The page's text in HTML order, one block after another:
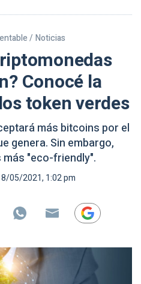
/ Noticias
Conocé la
token verdes
más bitcoins por el
genera. Sin embargo,
"eco-friendly".
05/2021, 1:02 pm